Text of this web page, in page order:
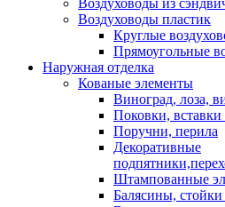
Воздуховоды из
Воздуховоды пластик
Круглые
Прямоугольные
Наружная отделка
Кованые элементы
Виноград, лоза,
Поковки,
Поручни, перила
Декоративные
Штампованные
Балясины,